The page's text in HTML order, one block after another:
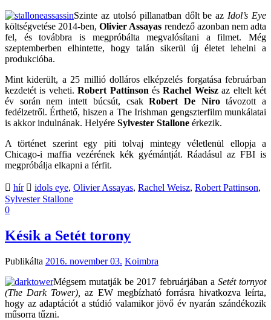
Szinte az utolsó pillanatban dőlt be az Idol’s Eye
költségvetése 2014-ben,Olivier Assayas rendező azonban nem adta
fel, és továbbra is megpróbálta megvalósítani a filmet. Még
szeptemberben elhintette, hogy talán sikerül új életet lehelni a
produkcióba.
Mint kiderült, a 25 millió dolláros elképzelés forgatása februárban
kezdetét is veheti.Robert Pattinson ésRachel Weiszaz eltelt két
év során nem intett búcsút, csakRobert De Nirotávozott a
fedélzetről. Érthető, hiszen a The Irishman gengszterfilm munkálatai
is akkor indulnának. Helyére Sylvester Stallone érkezik.
A történet szerint egy piti tolvaj mintegy véletlenül ellopja a
Chicago-i maffia vezérének kék gyémántját. Ráadásul az FBI is
megpróbálja elkapni a férfit.
hír idols eye, Olivier Assayas, Rachel Weisz, Robert Pattinson,
Sylvester Stallone
0
Késik a Setét torony
Publikálta 2016. november 03. Koimbra
Mégsem mutatják be 2017 februárjában a Setét tornyot
(The Dark Tower),
az EW megbízható forrásra hivatkozva leírta,
hogy az adaptációt a stúdió valamikor jövő év nyarán szándékozik
műsorra tűzni.